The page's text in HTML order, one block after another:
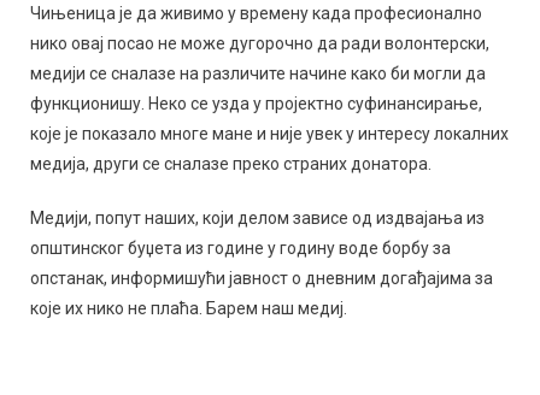
Чињеница је да живимо у времену када професионално
нико овај посао не може дугорочно да ради волонтерски,
медији се сналазе на различите начине како би могли да
функционишу. Неко се узда у пројектно суфинансирање,
које је показало многе мане и није увек у интересу локалних
медија, други се сналазе преко страних донатора.
Медији, попут наших, који делом зависе од издвајања из
општинског буџета из године у годину воде борбу за
опстанак, информишући јавност о дневним догађајима за
које их нико не плаћа. Барем наш медиј.